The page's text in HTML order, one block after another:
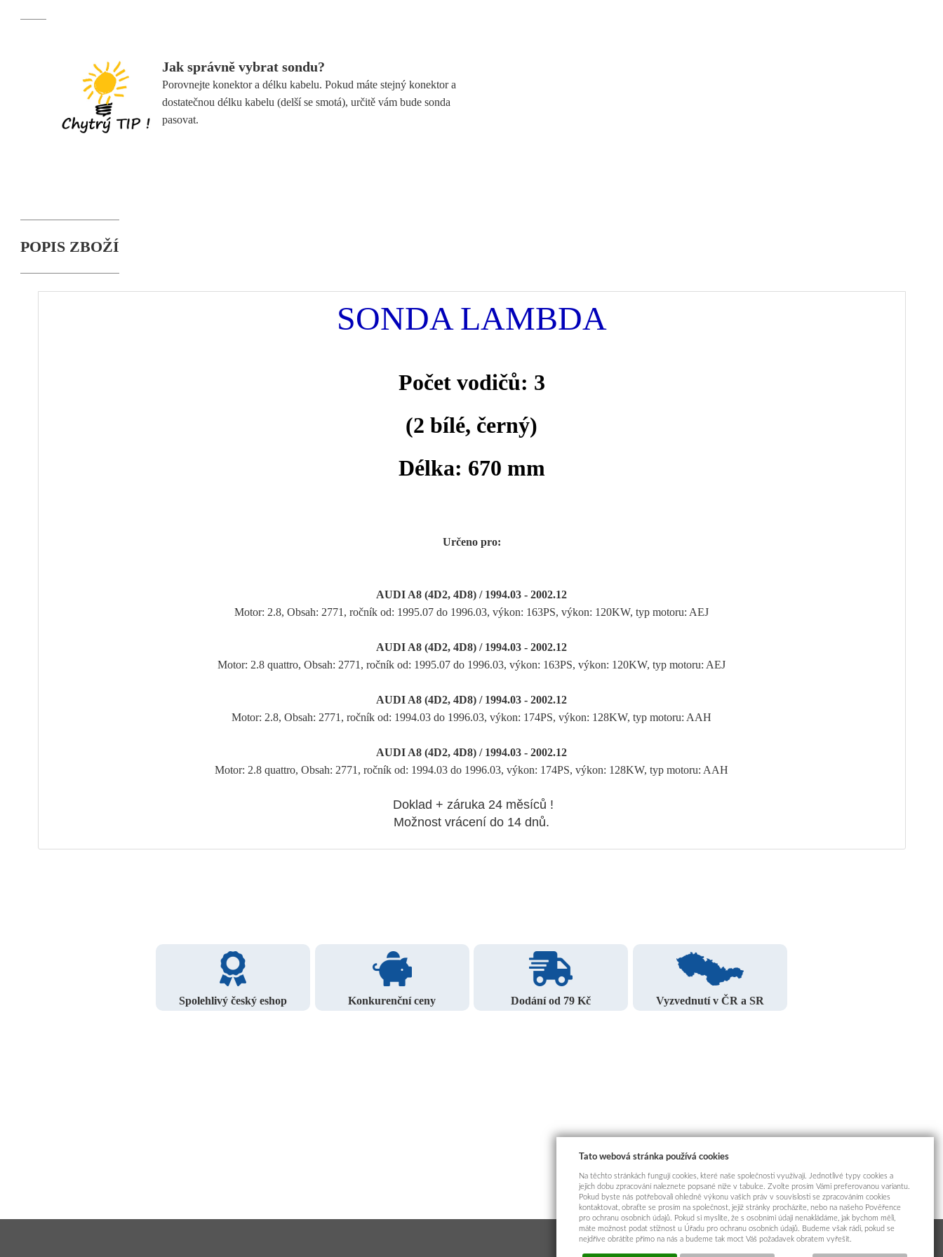
Jak správně vybrat sondu?
Porovnejte konektor a délku kabelu. Pokud máte stejný konektor a
dostatečnou délku kabelu (delší se smotá), určitě vám bude sonda
pasovat.
POPIS ZBOŽÍ
SONDA LAMBDA
Počet vodičů: 3
(2 bílé, černý)
Délka: 670 mm
Určeno pro:
AUDI A8 (4D2, 4D8) / 1994.03 - 2002.12
Motor: 2.8, Obsah: 2771, ročník od: 1995.07 do 1996.03, výkon: 163PS, výkon: 120KW, typ motoru: AEJ
AUDI A8 (4D2, 4D8) / 1994.03 - 2002.12
Motor: 2.8 quattro, Obsah: 2771, ročník od: 1995.07 do 1996.03, výkon: 163PS, výkon: 120KW, typ motoru: AEJ
AUDI A8 (4D2, 4D8) / 1994.03 - 2002.12
Motor: 2.8, Obsah: 2771, ročník od: 1994.03 do 1996.03, výkon: 174PS, výkon: 128KW, typ motoru: AAH
AUDI A8 (4D2, 4D8) / 1994.03 - 2002.12
Motor: 2.8 quattro, Obsah: 2771, ročník od: 1994.03 do 1996.03, výkon: 174PS, výkon: 128KW, typ motoru: AAH
Doklad + záruka 24 měsíců !
Možnost vrácení do 14 dnů.
Spolehlivý český eshop Konkurenční ceny Dodání od 79 Kč Vyzvednutí v ČR a SR
Tato webová stránka používá cookies
Na těchto stránkách fungují cookies, které naše společnosti využívají. Jednotlivé typy cookies a
jejich dobu zpracování naleznete popsané níže v tabulce. Zvolte prosím Vámi preferovanou variantu.
Pokud byste nás potřebovali ohledně výkonu vašich práv v souvislosti se zpracováním cookies
kontaktovat, obraťte se prosím na společnost, jejíž stránky procházíte, nebo na našeho Pověřence
pro ochranu osobních údajů. Pokud si myslíte, že s osobními údaji nenakládáme, jak bychom měli,
máte možnost podat stížnost u Úřadu pro ochranu osobních údajů. Budeme však rádi, pokud se
nejdříve obrátíte přímo na nás a budeme tak moct Váš požadavek obratem vyřešit.